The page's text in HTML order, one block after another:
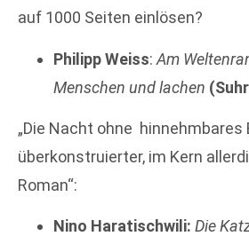
auf 1000 Seiten einlösen?
Philipp Weiss: Am
Menschen und lachen
„Die Nacht ohne hinnehmbares
überkonstruierter, im Kern
Roman“:
Nino Haratischwili: Die